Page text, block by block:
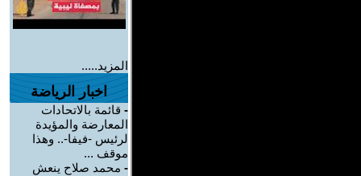
المزيد.....
اخبار الرياضة
- قائمة بالاتحادات
المعارضة والمؤيدة
لرئيس -فيفا-.. وهذا
موقف ...
- محمد صلاح ينعش